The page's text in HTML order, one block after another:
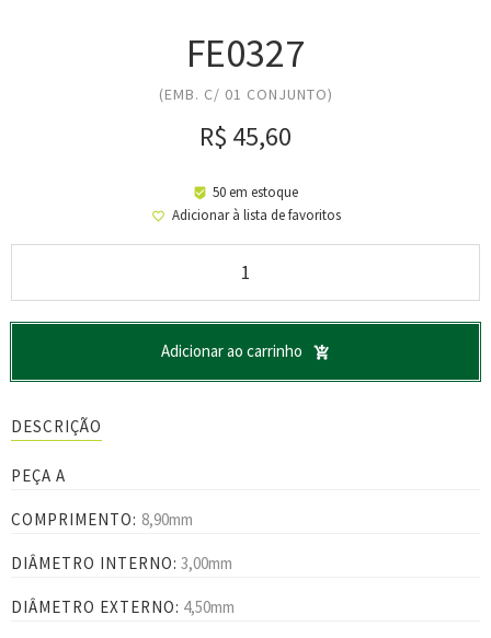
FE0327
(EMB. C/ 01 CONJUNTO)
R$ 45,60
50 em estoque
Adicionar à lista de favoritos
Adicionar ao carrinho
DESCRIÇÃO
PEÇA A
COMPRIMENTO: 8,90mm
DIÂMETRO INTERNO: 3,00mm
DIÂMETRO EXTERNO: 4,50mm